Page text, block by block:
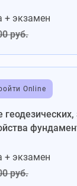
104 часа + экзамен
руб.
Online
104 часа + экзамен
руб.